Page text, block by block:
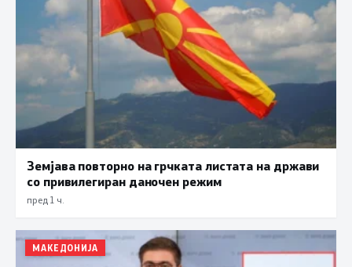
Земјава повторно на грчката листата на држави
со привилегиран даночен режим
пред 1 ч.
МАКЕДОНИЈА